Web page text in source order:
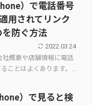
）で電話番号
用されてリンク
防ぐ方法
2022.03.24
概要や店舗情報に電話
ことはよくあります。
）で見ると検